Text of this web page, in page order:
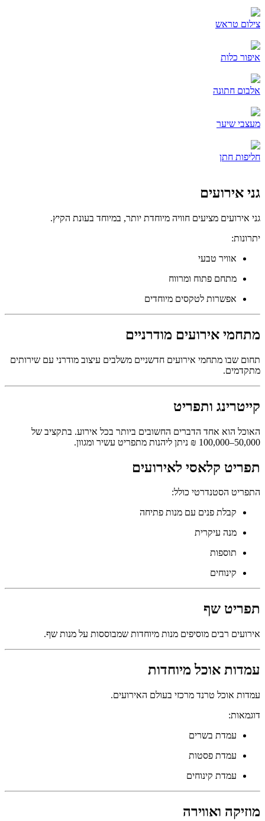
צילום טראש
איפור כלות
אלבום חתונה
מעצבי שיער
חליפות חתן
גני אירועים
גני אירועים מציעים חוויה מיוחדת יותר, במיוחד בעונת הקיץ.
יתרונות:
אוויר טבעי
מתחם פתוח ומרווח
אפשרות לטקסים מיוחדים
מתחמי אירועים מודרניים
תחום שבו מתחמי אירועים חדשניים משלבים עיצוב מודרני עם שירותים
מתקדמים.
קייטרינג ותפריט
האוכל הוא אחד הדברים החשובים ביותר בכל אירוע. בתקציב של
50,000–100,000 ₪ ניתן ליהנות מתפריט עשיר ומגוון.
תפריט קלאסי לאירועים
התפריט הסטנדרטי כולל:
קבלת פנים עם מנות פתיחה
מנה עיקרית
תוספות
קינוחים
תפריט שף
אירועים רבים מוסיפים מנות מיוחדות שמבוססות על מנות שף.
עמדות אוכל מיוחדות
עמדות אוכל טרנד מרכזי בעולם האירועים.
דוגמאות:
עמדת בשרים
עמדת פסטות
עמדת קינוחים
מוזיקה ואווירה